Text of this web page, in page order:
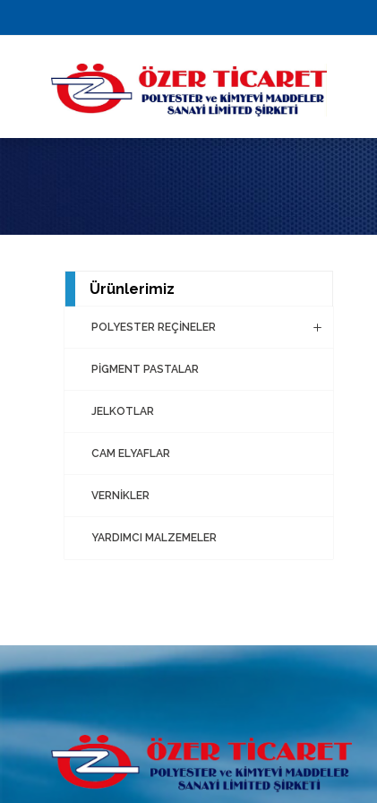
Ürünlerimiz
POLYESTER REÇİNELER
PİGMENT PASTALAR
JELKOTLAR
CAM ELYAFLAR
VERNİKLER
YARDIMCI MALZEMELER